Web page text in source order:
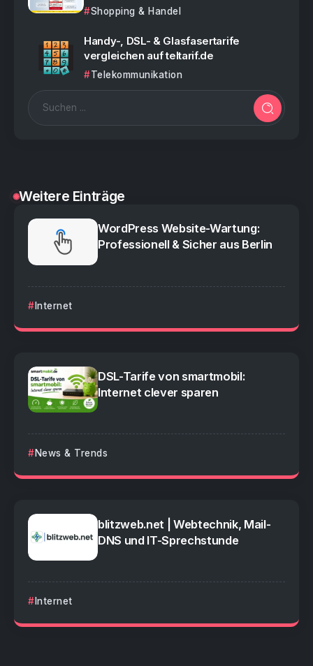
Shopping & Handel
Handy-, DSL- & Glasfasertarife
vergleichen auf teltarif.de
Telekommunikation
Weitere Einträge
WordPress Website-Wartung:
Professionell & Sicher aus Berlin
Internet
DSL-Tarife von smartmobil:
Internet clever sparen
News & Trends
blitzweb.net | Webtechnik, Mail-
DNS und IT-Sprechstunde
Internet